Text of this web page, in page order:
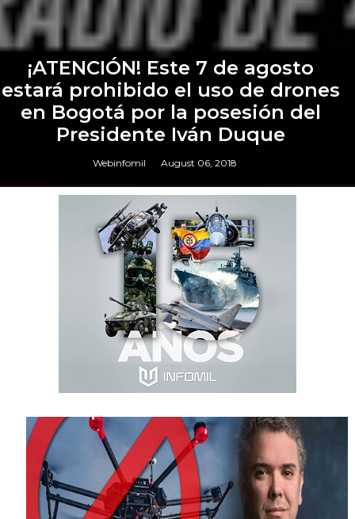
¡ATENCIÓN! Este 7 de agosto
estará prohibido el uso de drones
en Bogotá por la posesión del
Presidente Iván Duque
Webinfomil August 06, 2018